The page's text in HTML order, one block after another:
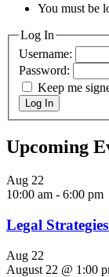
You must be
Log In
Username:
Password:
Keep me
Log In
Upcoming
Aug 22
10:00 am - 6:00 pm
Legal
Aug 22
August 22 @ 1:00